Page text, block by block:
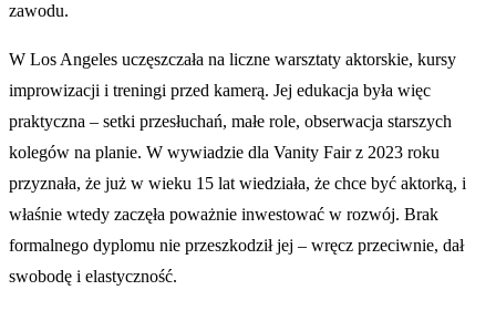
zawodu.
W Los Angeles uczęszczała na liczne warsztaty aktorskie, kursy
improwizacji i treningi przed kamerą. Jej edukacja była więc
praktyczna – setki przesłuchań, małe role, obserwacja starszych
kolegów na planie. W wywiadzie dla Vanity Fair z 2023 roku
przyznała, że już w wieku 15 lat wiedziała, że chce być aktorką, i
właśnie wtedy zaczęła poważnie inwestować w rozwój. Brak
formalnego dyplomu nie przeszkodził jej – wręcz przeciwnie, dał
swobodę i elastyczność.